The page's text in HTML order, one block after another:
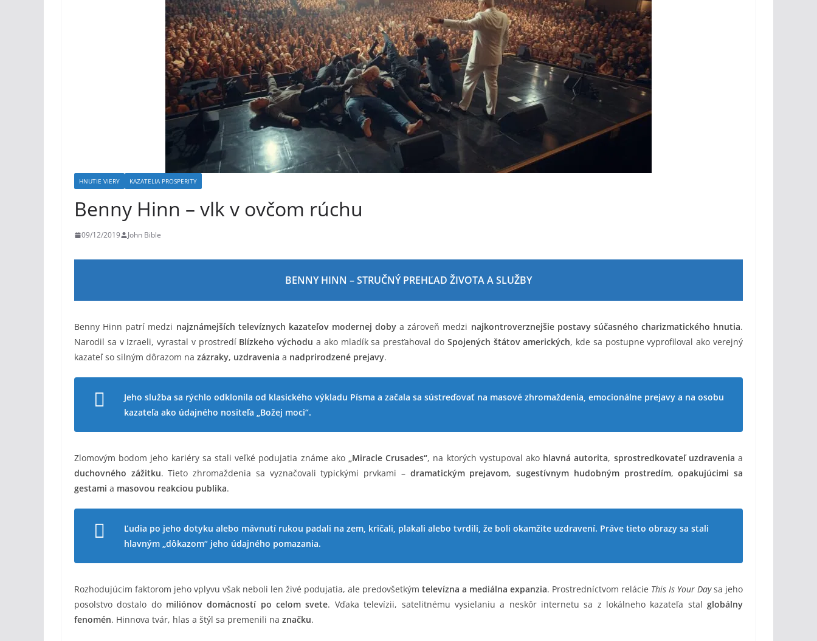
HNUTIE VIERY KAZATELIA PROSPERITY
Benny Hinn – vlk v ovčom rúchu
09/12/2019 John Bible
BENNY HINN – STRUČNÝ PREHĽAD ŽIVOTA A SLUŽBY
Benny Hinn patrí medzi najznámejších televíznych kazateľov modernej doby a zároveň medzi najkontroverznejšie postavy súčasného charizmatického hnutia.
Narodil sa v Izraeli, vyrastal v prostredí Blízkeho východu a ako mladík sa presťahoval do Spojených štátov amerických, kde sa postupne vyprofiloval ako verejný
kazateľ so silným dôrazom na zázraky, uzdravenia a nadprirodzené prejavy.
Jeho služba sa rýchlo odklonila od klasického výkladu Písma a začala sa sústreďovať na masové zhromaždenia, emocionálne prejavy a na osobu
kazateľa ako údajného nositeľa „Božej moci“.
Zlomovým bodom jeho kariéry sa stali veľké podujatia známe ako „Miracle Crusades“, na ktorých vystupoval ako hlavná autorita, sprostredkovateľ uzdravenia a
duchovného zážitku. Tieto zhromaždenia sa vyznačovali typickými prvkami – dramatickým prejavom,sugestívnym hudobným prostredím,opakujúcimi sa
gestami a masovou reakciou publika.
Ľudia po jeho dotyku alebo mávnutí rukou padali na zem, kričali, plakali alebo tvrdili, že boli okamžite uzdravení. Práve tieto obrazy sa stali
hlavným „dôkazom“ jeho údajného pomazania.
Rozhodujúcim faktorom jeho vplyvu však neboli len živé podujatia, ale predovšetkým televízna a mediálna expanzia. Prostredníctvom relácie This Is Your Daysa jeho
posolstvo dostalo do miliónov domácností po celom svete. Vďaka televízii, satelitnému vysielaniu a neskôr internetu sa z lokálneho kazateľa stalglobálny
fenomén. Hinnova tvár, hlas a štýl sa premenili na značku.